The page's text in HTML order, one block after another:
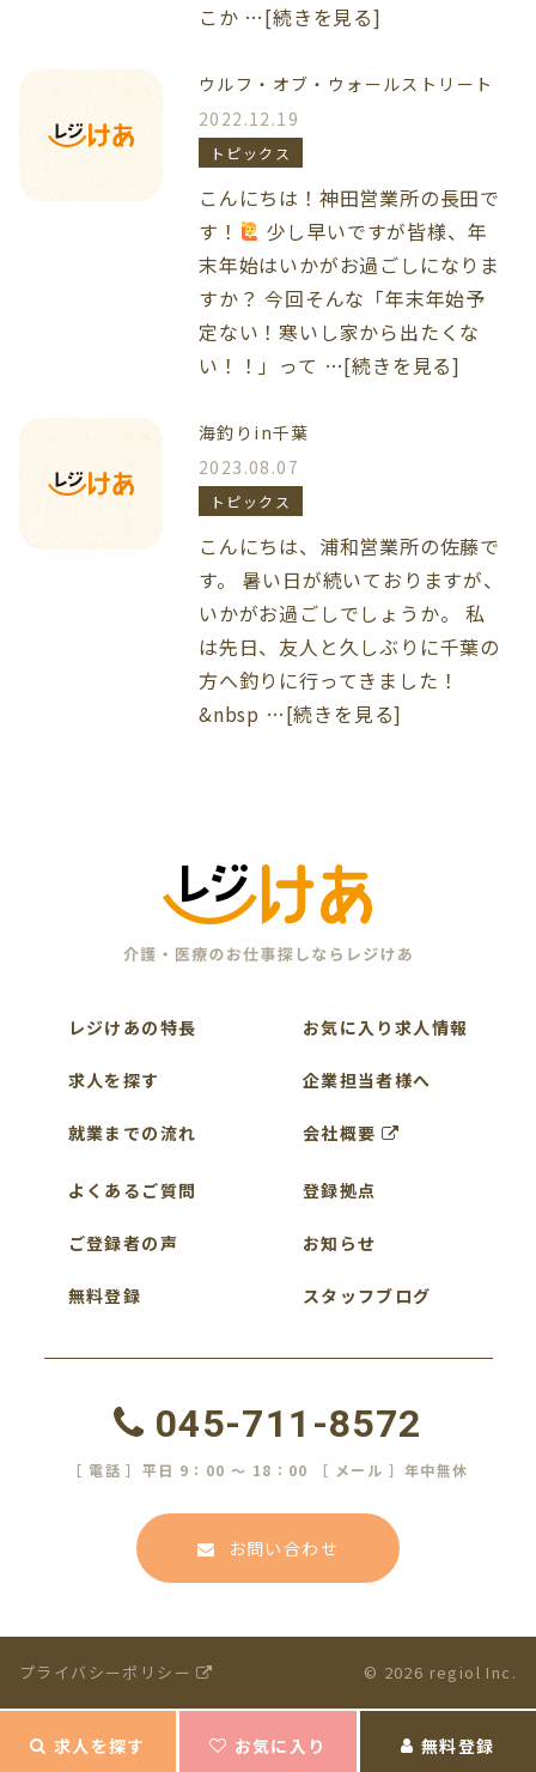
こか …[続きを見る]
ウルフ・オブ・ウォールストリート
2022.12.19
トピックス
こんにちは！神田営業所の長田で
す！
少し早いですが皆様、年
末年始はいかがお過ごしになりま
すか？ 今回そんな「年末年始予
定ない！寒いし家から出たくな
い！！」って …[続きを見る]
海釣りin千葉
2023.08.07
トピックス
こんにちは、浦和営業所の佐藤で
す。 暑い日が続いておりますが、
いかがお過ごしでしょうか。 私
は先日、友人と久しぶりに千葉の
方へ釣りに行ってきました！
&nbsp …[続きを見る]
求人を探す お気に入り 無料登録
レジけあの特長
求人を探す
就業までの流れ
よくあるご質問
ご登録者の声
無料登録
お気に入り求人情報
企業担当者様へ
会社概要
登録拠点
お知らせ
スタッフブログ
045-711-8572
［ 電話 ］平日 9：00 ～ 18：00 ［ メール ］年中無休
お問い合わせ
プライバシーポリシー © 2026 regiol Inc.